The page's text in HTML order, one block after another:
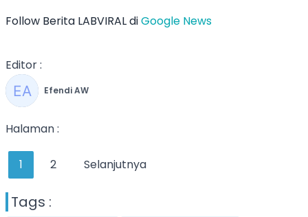
Follow Berita LABVIRAL diGoogle News
Editor :
Efendi AW
Halaman :
1 2 Selanjutnya
Tags :